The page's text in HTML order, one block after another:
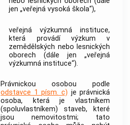
jen „veřejná vysoká škola“),
veřejná výzkumná instituce,
která provádí výzkum v
zemědělských nebo lesnických
oborech (dále jen „veřejná
výzkumná instituce“).
Právnickou osobou podle
odstavce 1 písm. c) je právnická
osoba, která je vlastníkem
(spoluvlastníkem) staveb, které
jsounemovitostmi; tato